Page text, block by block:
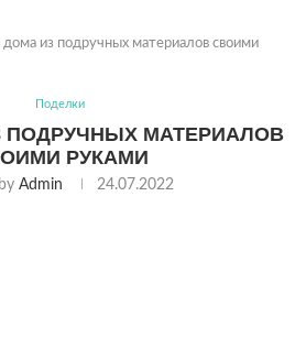
из подручных материалов своими
Поделки
ПОДРУЧНЫХ МАТЕРИАЛОВ
РУКАМИ
Admin 24.07.2022